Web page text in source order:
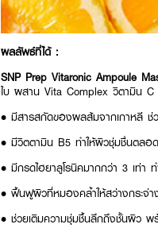
ผลลัพธ์ที่ได้ :
SNP Prep Vitaronic Ampoule
ใบ ผสาน Vita Complex วิตามิน C
• มีสารสกัดของผลส้มจากเกาหลี ช่
• มีวิตตามิน B5 ทำให้ผิวชุ่มชื่นตลอ
• มีกรดไฮยาลูโรนิคมากกว่า 3 เท่า ท
• ฟื้นฟูผิวที่หมองคล้ำให้สว่างกระจ่า
• ช่วยเติมความชุ่มชื้นลึกถึงชั้นผิว